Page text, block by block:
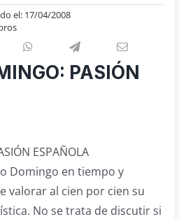
el: 17/04/2008
PASIÓN
ESPAÑOLA
Domingo en tiempo y
valorar al cien por cien su
No se trata de discutir si